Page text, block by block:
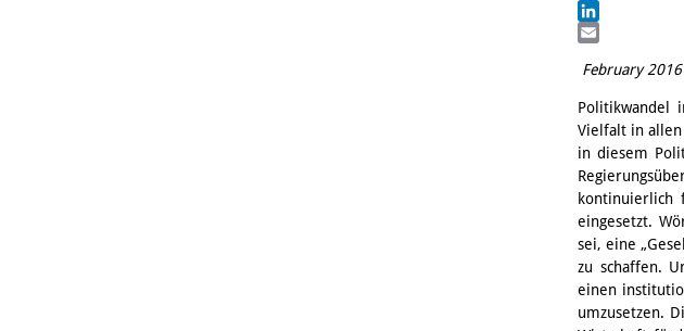
Facebook
LinkedIn
February
Politikwandel
Vielfalt in allen
in diesem
kontinuierlich
eingesetzt.
sei, eine
zu schaffen.
einen
umzusetzen.